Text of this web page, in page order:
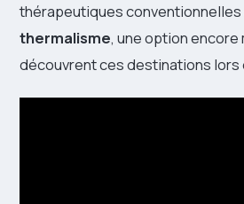
thérapeutiques
thermalisme, une option
découvrent ces destinations lors